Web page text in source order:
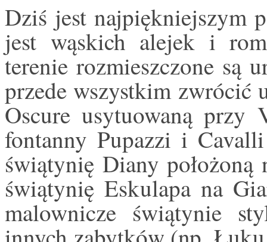
Dziś jest najpiękniejszym
jest wąskich alejek i
terenie rozmieszczone są
przede wszystkim zwrócić
Oscure usytuowaną
fontanny Pupazzi i
świątynię Diany
świątynię Eskulapa na
malownicze świątynie